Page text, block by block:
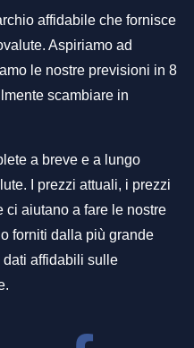
affidabile che fornisce
Aspiriamo ad
le nostre previsioni in 8
scambiare in
a breve e a lungo
I prezzi attuali, i prezzi
ci aiutano a fare le nostre
forniti dalla più grande
affidabili sulle